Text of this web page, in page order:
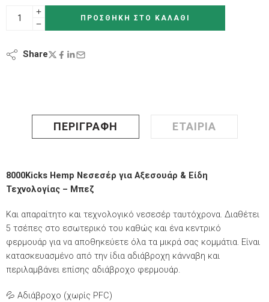
ΠΡΟΣΘΉΚΗ ΣΤΟ ΚΑΛΆΘΙ
Share
ΠΕΡΙΓΡΑΦΉ ΕΤΑΙΡΊΑ
8000Kicks Hemp Νεσεσέρ για Αξεσουάρ & Είδη
Τεχνολογίας – Μπεζ
Kαι απαραίτητο και τεχνολογικό νεσεσέρ ταυτόχρονα. Διαθέτει
5 τσέπες στο εσωτερικό του καθώς και ένα κεντρικό
φερμουάρ για να αποθηκεύετε όλα τα μικρά σας κομμάτια. Είναι
κατασκευασμένο από την ίδια αδιάβροχη κάνναβη και
περιλαμβάνει επίσης αδιάβροχο φερμουάρ.
💦 Αδιάβροχο (χωρίς PFC)